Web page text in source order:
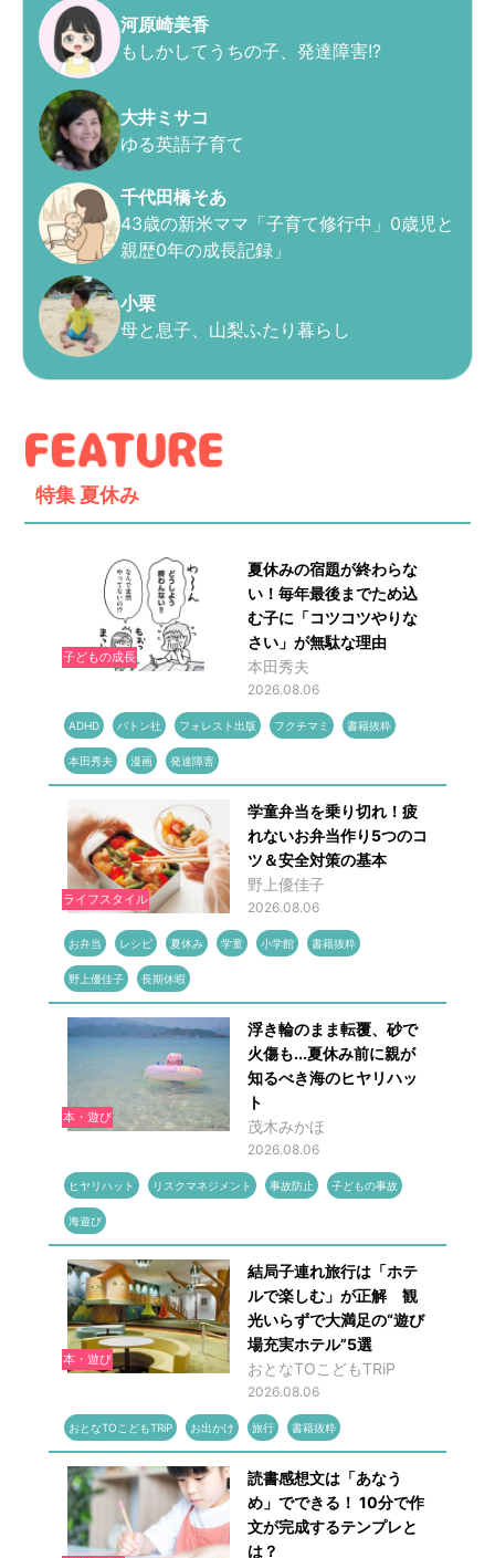
河原崎美香
もしかしてうちの子、発達障害!?
大井ミサコ
ゆる英語子育て
千代田橋そあ
43歳の新米ママ「子育て修行中」0歳児と
親歴0年の成長記録」
小栗
母と息子、山梨ふたり暮らし
特集 夏休み
子どもの成長
夏休みの宿題が終わらな
い！毎年最後までため込
む子に「コツコツやりな
さい」が無駄な理由
本田秀夫
2026.08.06
ADHD バトン社 フォレスト出版 フクチマミ 書籍抜粋
本田秀夫 漫画 発達障害
ライフスタイル
学童弁当を乗り切れ！疲
れないお弁当作り5つのコ
ツ＆安全対策の基本
野上優佳子
2026.08.06
お弁当 レシピ 夏休み 学童 小学館 書籍抜粋
野上優佳子 長期休暇
本・遊び
浮き輪のまま転覆、砂で
火傷も...夏休み前に親が
知るべき海のヒヤリハッ
ト
茂木みかほ
2026.08.06
ヒヤリハット リスクマネジメント 事故防止 子どもの事故
海遊び
本・遊び
結局子連れ旅行は「ホテ
ルで楽しむ」が正解 観
光いらずで大満足の“遊び
場充実ホテル”5選
おとなTOこどもTRiP
2026.08.06
おとなTOこどもTRiP お出かけ 旅行 書籍抜粋
読書感想文は「あなう
め」でできる！ 10分で作
文が完成するテンプレと
は？